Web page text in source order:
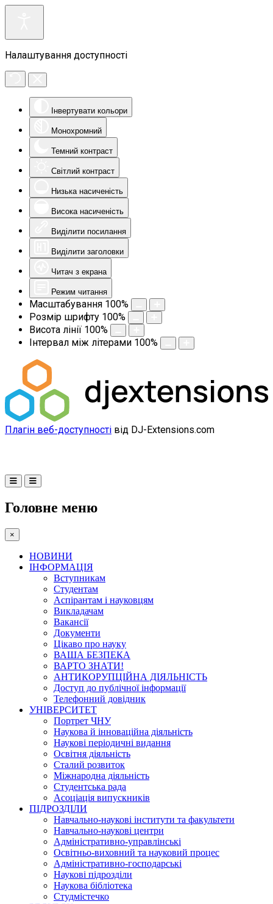
Налаштування доступності
Інвертувати кольори
Монохромний
Темний контраст
Світлий контраст
Низька насиченість
Висока насиченість
Виділити посилання
Виділити заголовки
Читач з екрана
Режим читання
Масштабування 100%
Розмір шрифту 100%
Висота лінії 100%
Інтервал між літерами 100%
Плагін веб-доступності від DJ-Extensions.com
Головне меню
×
НОВИНИ
ІНФОРМАЦІЯ
Вступникам
Студентам
Аспірантам і науковцям
Викладачам
Вакансії
Документи
Цікаво про науку
ВАША БЕЗПЕКА
ВАРТО ЗНАТИ!
АНТИКОРУПЦІЙНА ДІЯЛЬНІСТЬ
Доступ до публічної інформації
Телефонний довідник
УНІВЕРСИТЕТ
Портрет ЧНУ
Наукова й інноваційна діяльність
Наукові періодичні видання
Освітня діяльність
Сталий розвиток
Міжнародна діяльність
Студентська рада
Асоціація випускників
ПІДРОЗДІЛИ
Навчально-наукові інститути та факультети
Навчально-наукові центри
Адміністративно-управлінські
Освітньо-виховний та науковий процес
Адміністративно-господарські
Наукові підрозділи
Наукова бібліотека
Студмістечко